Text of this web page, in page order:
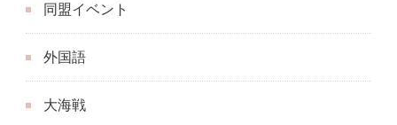
同盟イベント
外国語
大海戦